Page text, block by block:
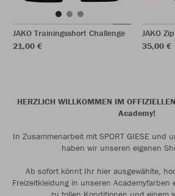
JAKO Trainingsshort Challenge
21,00 €
JAKO
35,00 €
HERZLICH WILLKOMMEN IM
Academy!
In Zusammenarbeit mit SPORT GIESE und
haben wir unseren eigenen
Ab sofort könnt Ihr hier ausgewählte,
Freizeitkleidung in unseren Academyfarben